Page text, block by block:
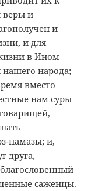
веры и
и
и для
в Ином
народа;
вместо
нам суры
намазы; и,
друга,
саженцы.